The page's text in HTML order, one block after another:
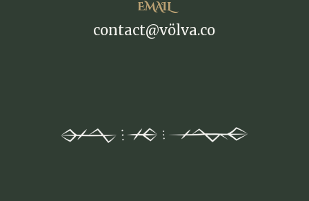
EMAIL
contact@völva.co